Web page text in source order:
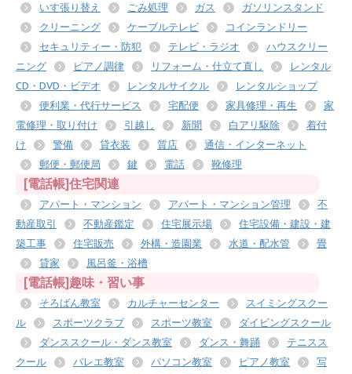
いす張り替え ごみ処理 ガス
ガソリンスタンド
クリーニング
ケーブルテレビ
コインランドリー
セキュリティー・防犯
テレビ・ラジオ
ハウスクリー
ニング
ピアノ調律 リフォーム・仕立て直し
レンタル
CD・DVD・ビデオ
レンタルサイクル
レンタルショップ
便利業・代行サービス
宅配便 家具修理・再生
家
電修理・取り付け
引越し 新聞 白アリ駆除
着付
け
警備 貸衣装 質店
通信・インターネット
郵便・郵便局
鍵 電話 靴修理
[電話帳]住宅関連
アパート・マンション アパート・マンション管理
不
動産取引
不動産鑑定 住宅展示場
住宅設備・建設・建
築工事
住宅販売 外構・造園業 水道・配水管
畳
貸家
風呂釜・浴槽
[電話帳]趣味・習い事
そろばん教室 カルチャーセンター
スイミングスクー
ル
スポーツクラブ スポーツ教室
ダイビングスクール
ダンススクール・ダンス教室
ダンス・舞踊
テニスス
クール
バレエ教室 パソコン教室 ピアノ教室
写